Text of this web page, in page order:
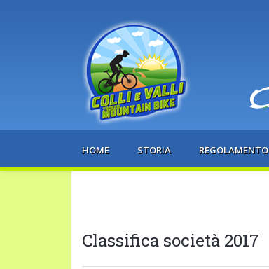
HOME STORIA REGOLAMENTO
Classifica società 2017